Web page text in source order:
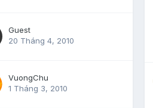
Guest
20 Tháng 4, 2010
VuongChu
1 Tháng 3, 2010